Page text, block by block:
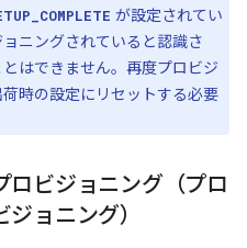
が設定されてい
ニングされていると認識さ
はできません。再度プロビジ
時の設定にリセットする必要
ロビジョニング（プロ
ョニング）